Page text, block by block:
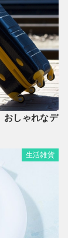
おしゃれなデ
生活雑貨